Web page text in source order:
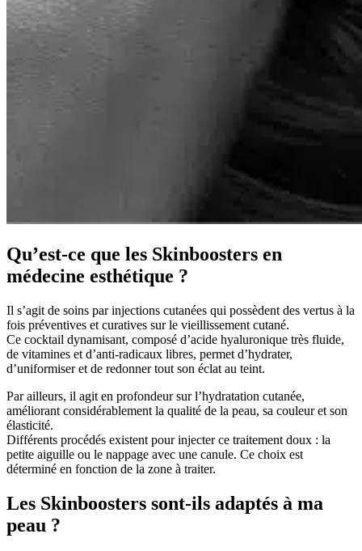
Qu’est-ce que les Skinboosters en
médecine esthétique ?
Il s’agit de soins par injections cutanées qui possèdent des vertus à la
fois préventives et curatives sur le vieillissement cutané.
Ce cocktail dynamisant, composé d’acide hyaluronique très fluide,
de vitamines et d’anti-radicaux libres, permet d’hydrater,
d’uniformiser et de redonner tout son éclat au teint.
Par ailleurs, il agit en profondeur sur l’hydratation cutanée,
améliorant considérablement la qualité de la peau, sa couleur et son
élasticité.
Différents procédés existent pour injecter ce traitement doux : la
petite aiguille ou le nappage avec une canule. Ce choix est
déterminé en fonction de la zone à traiter.
Les Skinboosters sont-ils adaptés à ma
peau ?